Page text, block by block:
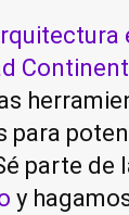
para
parte de
y